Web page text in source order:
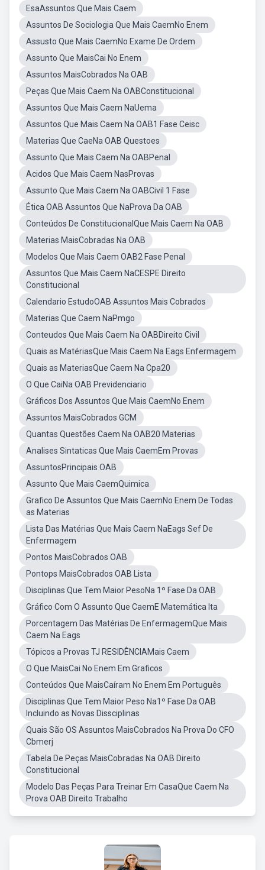
EsaAssuntos Que Mais Caem
Assuntos De Sociologia Que Mais CaemNo Enem
Assusto Que Mais CaemNo Exame De Ordem
Assunto Que MaisCai No Enem
Assuntos MaisCobrados Na OAB
Peças Que Mais Caem Na OABConstitucional
Assuntos Que Mais Caem NaUema
Assuntos Que Mais Caem Na OAB1 Fase Ceisc
Materias Que CaeNa OAB Questoes
Assunto Que Mais Caem Na OABPenal
Acidos Que Mais Caem NasProvas
Assunto Que Mais Caem Na OABCivil 1 Fase
Ética OAB Assuntos Que NaProva Da OAB
Conteúdos De ConstitucionalQue Mais Caem Na OAB
Materias MaisCobradas Na OAB
Modelos Que Mais Caem OAB2 Fase Penal
Assuntos Que Mais Caem NaCESPE Direito
Constitucional
Calendario EstudoOAB Assuntos Mais Cobrados
Materias Que Caem NaPmgo
Conteudos Que Mais Caem Na OABDireito Civil
Quais as MatériasQue Mais Caem Na Eags Enfermagem
Quais as MateriasQue Caem Na Cpa20
O Que CaiNa OAB Previdenciario
Gráficos Dos Assuntos Que Mais CaemNo Enem
Assuntos MaisCobrados GCM
Quantas Questões Caem Na OAB20 Materias
Analises Sintaticas Que Mais CaemEm Provas
AssuntosPrincipais OAB
Assunto Que Mais CaemQuimica
Grafico De Assuntos Que Mais CaemNo Enem De Todas
as Materias
Lista Das Matérias Que Mais Caem NaEags Sef De
Enfermagem
Pontos MaisCobrados OAB
Pontops MaisCobrados OAB Lista
Disciplinas Que Tem Maior PesoNa 1º Fase Da OAB
Gráfico Com O Assunto Que CaemE Matemática Ita
Porcentagem Das Matérias De EnfermagemQue Mais
Caem Na Eags
Tópicos a Provas TJ RESIDÊNCIAMais Caem
O Que MaisCai No Enem Em Graficos
Conteúdos Que MaisCaíram No Enem Em Português
Disciplinas Que Tem Maior Peso Na1º Fase Da OAB
Incluindo as Novas Dissciplinas
Quais São OS Assuntos MaisCobrados Na Prova Do CFO
Cbmerj
Tabela De Peças MaisCobradas Na OAB Direito
Constitucional
Modelo Das Peças Para Treinar Em CasaQue Caem Na
Prova OAB Direito Trabalho